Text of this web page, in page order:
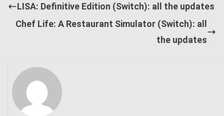
LISA: Definitive Edition (Switch): all the updates
Chef Life: A Restaurant Simulator (Switch): all
the updates